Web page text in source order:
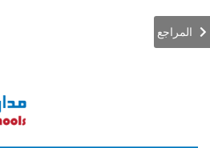
المراجع